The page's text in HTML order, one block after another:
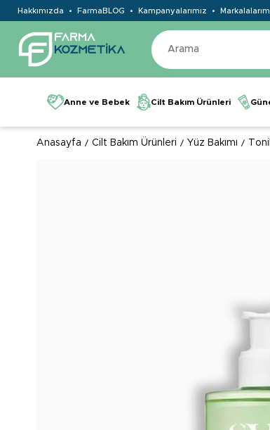
Hakkımızda FarmaBLOG Kampanyalarımız
Anne ve Bebek Cilt Bakım Ürünleri
Anasayfa Cilt Bakım Ürünleri Yüz Bakımı